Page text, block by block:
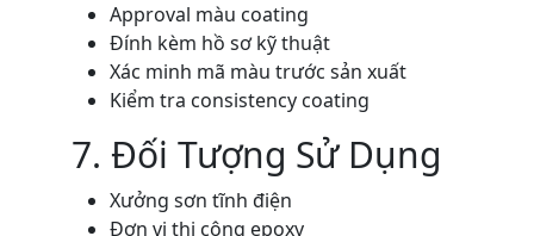
Approval màu coating
Đính kèm hồ sơ kỹ thuật
Xác minh mã màu trước sản xuất
Kiểm tra consistency coating
7. Đối Tượng Sử Dụng
Xưởng sơn tĩnh điện
Đơn vị thi công epoxy